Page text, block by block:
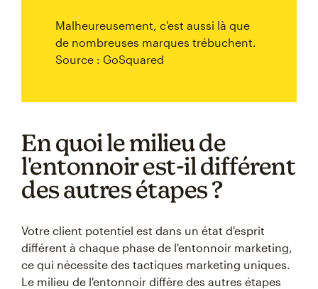
Malheureusement, c'est aussi là que
de nombreuses marques trébuchent.
Source : GoSquared
En quoi le milieu de
l'entonnoir est-il différent
des autres étapes ?
Votre client potentiel est dans un état d'esprit
différent à chaque phase de l'entonnoir marketing,
ce qui nécessite des tactiques marketing uniques.
Le milieu de l'entonnoir diffère des autres étapes